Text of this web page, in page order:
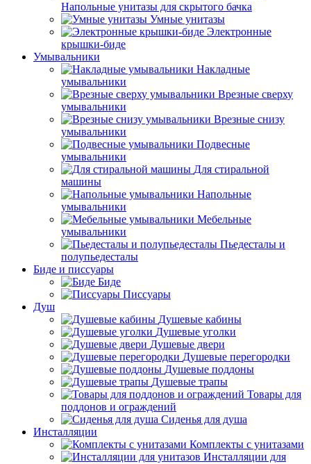
Напольные унитазы для скрытого бачка
Умные унитазы
Электронные
крышки-биде
Умывальники
Накладные
умывальники
Врезные сверху
умывальники
Врезные снизу
умывальники
Подвесные
умывальники
Для стиральной
машины
Напольные
умывальники
Мебельные
умывальники
Пьедесталы и
полупьедесталы
Биде и писсуары
Биде
Писсуары
Душ
Душевые кабины
Душевые уголки
Душевые двери
Душевые перегородки
Душевые поддоны
Душевые трапы
Товары для
поддонов и ограждений
Сиденья для душа
Инсталляции
Комплекты с унитазами
Инсталляции для